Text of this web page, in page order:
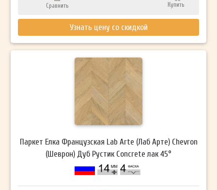
Сравнить Купить
Узнать цену со скидкой
Паркет Елка Французская Lab Arte (Лаб Арте) Chevron
(Шеврон) Дуб Рустик Concrete лак 45°